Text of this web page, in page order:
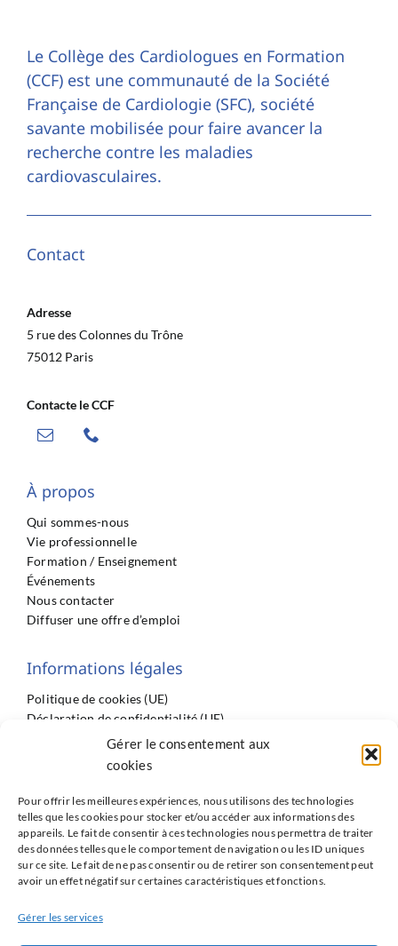
Gérer le consentement aux
cookies
Pour offrir les meilleures expériences, nous utilisons des technologies
telles que les cookies pour stocker et/ou accéder aux informations des
appareils. Le fait de consentir à ces technologies nous permettra de traiter
des données telles que le comportement de navigation ou les ID uniques
sur ce site. Le fait de ne pas consentir ou de retirer son consentement peut
avoir un effet négatif sur certaines caractéristiques et fonctions.
Gérer les services
Le Collège des Cardiologues en Formation
(CCF) est une communauté de la Société
Française de Cardiologie (SFC), société
savante mobilisée pour faire avancer la
recherche contre les maladies
cardiovasculaires.
Contact
Adresse
5 rue des Colonnes du Trône
75012 Paris
Contacte le CCF
À propos
Qui sommes-nous
Vie professionnelle
Formation / Enseignement
Événements
Nous contacter
Diffuser une offre d’emploi
Informations légales
Politique de cookies (UE)
Déclaration de confidentialité (UE)
Conditions générales
Partenaires
ISNI : InterSyndicale Nationale des Internes